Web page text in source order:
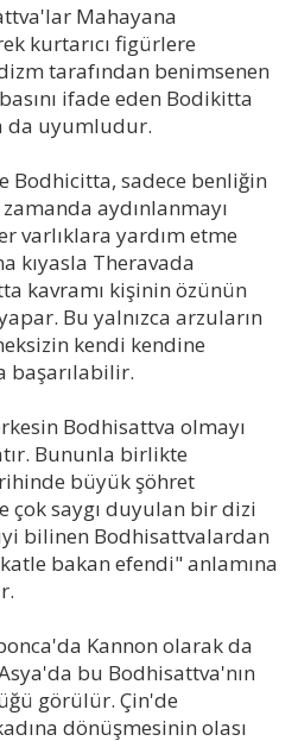
Mahayana
kurtarıcı figürlere
tarafından benimsenen
ifade eden Bodikitta
da uyumludur.
Bodhicitta, sadece benliğin
aydınlanmayı
varlıklara yardım etme
kıyasla Theravada
kavramı kişinin özünün
Bu yalnızca arzuların
kendi kendine
başarılabilir.
Bodhisattva olmayı
Bununla birlikte
büyük şöhret
çok saygı duyulan bir dizi
bilinen Bodhisattvalardan
bakan efendi" anlamına
Kannon olarak da
bu Bodhisattva'nın
görülür. Çin'de
dönüşmesinin olası